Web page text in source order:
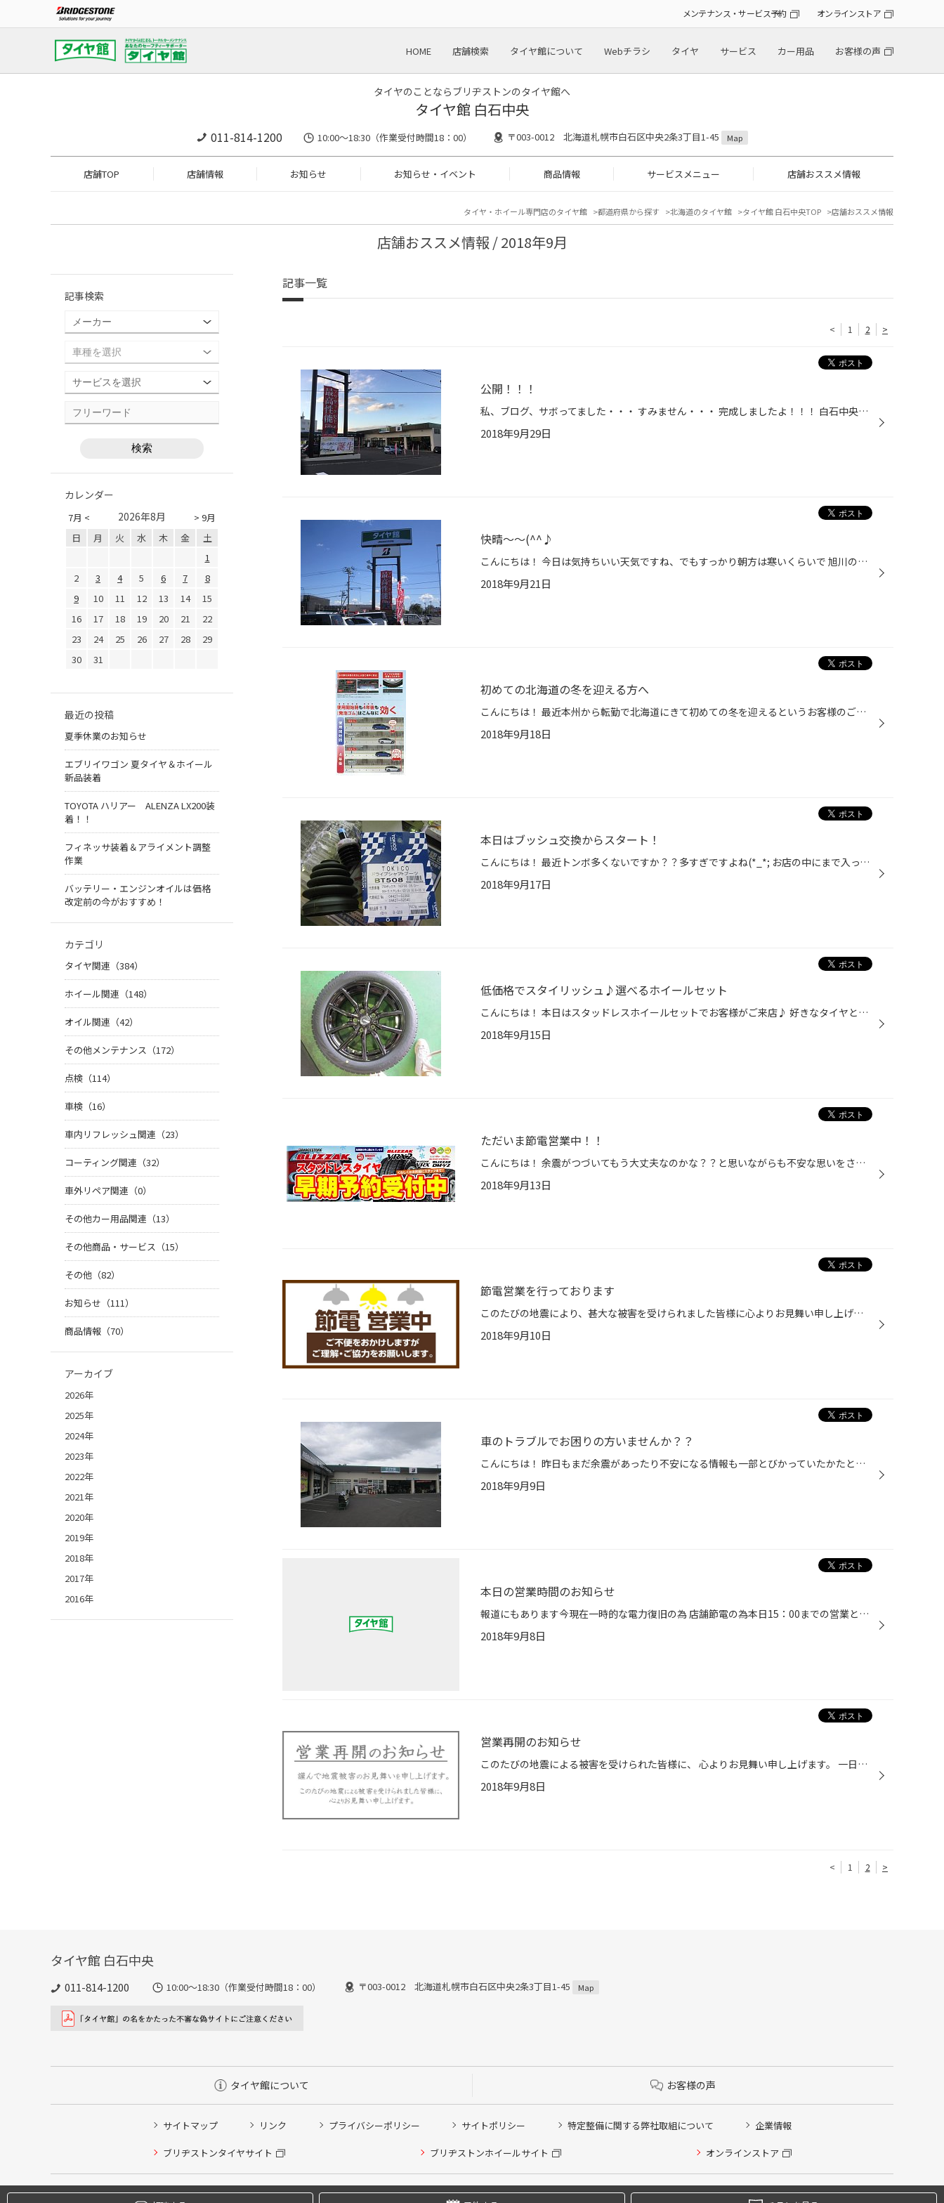
メンテナンス・サービス予約 オンラインストア
HOME 店舗検索 タイヤ館について Webチラシ タイヤ サービス カー用品 お客様の声
タイヤのことならブリヂストンのタイヤ館へ
タイヤ館 白石中央
011-814-1200 10:00～18:30（作業受付時間18：00） 〒003-0012 北海道札幌市白石区中央2条3丁目1-45 Map
店舗TOP 店舗情報 お知らせ お知らせ・イベント 商品情報 サービスメニュー 店舗おススメ情報
タイヤ・ホイール専門店のタイヤ館 都道府県から探す 北海道のタイヤ館 タイヤ館 白石中央TOP 店舗おススメ情報
店舗おススメ情報 / 2018年9月
記事一覧
< 1 2 >
公開！！！
私、ブログ、サボってました・・・ すみません・・・ 完成しましたよ！！！ 白石中央店！！！！ まだ一部工事中ですがほぼ、完成致しました☆ お店の外側は茶色っぽい雰囲気に♪ 夜はこんな感じに☆ くっそ明るいＬＥＤ照明が照らしています！！ 待ち時間も快適にお過ごし頂ける様、ソファーを沢山揃...
2018年9月29日
快晴～～(^^♪
こんにちは！ 今日は気持ちいい天気ですね、でもすっかり朝方は寒いくらいで 旭川の方の山では初雪！！ また秋は一瞬でさっていくんでしょうね・・・・・ 連日スタッドレスのご相談も多くなりご予約も徐々に増えて来ています！ というのもスタッドレスは慣らし運転が必要！ 早めの交換をおすすめし...
2018年9月21日
初めての北海道の冬を迎える方へ
こんにちは！ 最近本州から転勤で北海道にきて初めての冬を迎えるというお客様のご来店が多いような・・・ 特に女性のお客様はいろいろな話を聞いてとても怖いと不安がられている方も これは脅しではないのですが生まれも育ちも北海道の私たちも怖いのですから 仕方ないですよね。 そこで北海道に住...
2018年9月18日
本日はブッシュ交換からスタート！
こんにちは！ 最近トンボ多くないですか？？多すぎですよね(*_*; お店の中にまで入ってきて、一人パニックでした(;^_^A それにしても夜中の地震、もうホントやめてほしいですよね(-_-メ) 思わずしつこい！！っといってしまいました… 早く安心して眠りたいものですね(-_-;) というわけで、本日はラウ...
2018年9月17日
低価格でスタイリッシュ♪選べるホイールセット
こんにちは！ 本日はスタッドレスホイールセットでお客様がご来店♪ 好きなタイヤと好きなホイールを組み合わせてお好みセットに(^^♪ お車がスイフトスポーツということでスポークタイプをチョイス★ カラーは黒がいい！！冬につかうから安いのある？？？ということで タイヤはもちろんVRX2！！そして...
2018年9月15日
ただいま節電営業中！！
こんにちは！ 余震がつづいてもう大丈夫なのかな？？と思いながらも不安な思いをされている方も まだ多いかと思います。 完全復旧にはまだ時間がかかるみたいですね・・・ わたしたちにできるのは2割の節電を目標に協力していくことです！ 当店も節電営業を続けております。 薄暗く感じるかもしれま...
2018年9月13日
節電営業を行っております
このたびの地震により、甚大な被害を受けられました皆様に心よりお見舞い申し上げます。 当店では当面の間、電力不足への対応の一環として、節電営業を行ってまいります。 これにより店内照明、外装照明、店内展示物の電源を一部消灯しております。 お客様にはご不便をおかけいたしますが、 ご理解...
2018年9月10日
車のトラブルでお困りの方いませんか？？
こんにちは！ 昨日もまだ余震があったり不安になる情報も一部とびかっていたかたと思います。 備えに越したことはないのですが・・・ 昨日もオイルランプがついてとりあえず補充できる？？とご来店されたかたもいらっしゃいます。 現状ではオイル交換もバッテリーの在庫もございます。 お気軽にご相...
2018年9月9日
本日の営業時間のお知らせ
報道にもあります今現在一時的な電力復旧の為 店舗節電の為本日15：00までの営業とさせていただきます。 みなさまが少しでも早く通常生活に戻れますよう心よりお祈り申し上げます。 通常営業の際またスタッフ一同たくさんのご来店をお待ちしておりますので 宜しくお願い申し上げます。
2018年9月8日
営業再開のお知らせ
このたびの地震による被害を受けられた皆様に、 心よりお見舞い申し上げます。 一日も早い復旧と皆様のご健康を心からお祈り申し上げます。 当店は、本日より営業を再開しております。 お車・タイヤに関してお困りの事がございましたら、 当店もしくは近隣のタイヤ館・コクピットへご相談ください。...
2018年9月8日
< 1 2 >
記事検索
カレンダー
7月 < > 9月
2026年8月
日 月 火 水 木 金
土
1
2
3 4 5 6 7
8
9
10 11 12 13 14
15
16
17 18 19 20 21
22
23
24 25 26 27 28
29
30
31
最近の投稿
夏季休業のお知らせ
エブリイワゴン 夏タイヤ＆ホイール
新品装着
TOYOTA ハリアー ALENZA LX200装
着！！
フィネッサ装着＆アライメント調整
作業
バッテリー・エンジンオイルは価格
改定前の今がおすすめ！
カテゴリ
タイヤ関連（384）
ホイール関連（148）
オイル関連（42）
その他メンテナンス（172）
点検（114）
車検（16）
車内リフレッシュ関連（23）
コーティング関連（32）
車外リペア関連（0）
その他カー用品関連（13）
その他商品・サービス（15）
その他（82）
お知らせ（111）
商品情報（70）
アーカイブ
2026年
2025年
2024年
2023年
2022年
2021年
2020年
2019年
2018年
2017年
2016年
タイヤ館 白石中央
011-814-1200 10:00～18:30（作業受付時間18：00） 〒003-0012 北海道札幌市白石区中央2条3丁目1-45 Map
タイヤ館について お客様の声
サイトマップ リンク プライバシーポリシー サイトポリシー 特定整備に関する弊社取組について 企業情報
ブリヂストンタイヤサイト ブリヂストンホイールサイト オンラインストア
Copyright © 2024 Bridgestone Retail Co.,Ltd. All rights Reserved.
タイヤ点検・安全点検/タイヤ履き替え/オイル交換/その他ピット作業の予約
クローク契約会員専用タイヤ履き替え※タイヤ履き替えを希望のクローク契約会員の方はこちらを選択ください
本日のタイヤ履き替え順番待ち予約 ※クローク契約会員の方はご利用いただけません